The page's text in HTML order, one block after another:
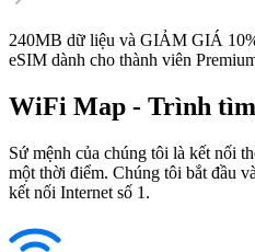
240MB dữ liệu và GIẢM GIÁ
eSIM dành cho thành viên
WiFi Map - Trình
Sứ mệnh của chúng tôi là kết nối
một thời điểm. Chúng tôi bắt đầu
kết nối Internet số 1.